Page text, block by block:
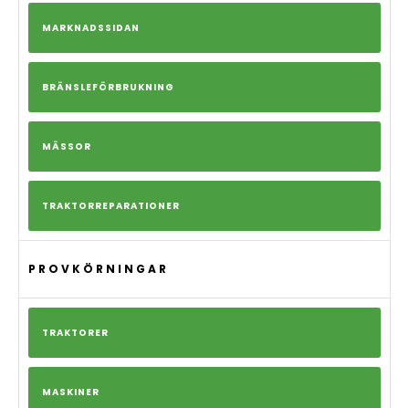
MARKNADSSIDAN
BRÄNSLEFÖRBRUKNING
MÄSSOR
TRAKTORREPARATIONER
PROVKÖRNINGAR
TRAKTORER
MASKINER